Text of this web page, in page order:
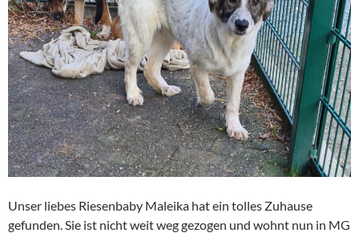
Unser liebes Riesenbaby Maleika hat ein tolles Zuhause
gefunden. Sie ist nicht weit weg gezogen und wohnt nun in MG